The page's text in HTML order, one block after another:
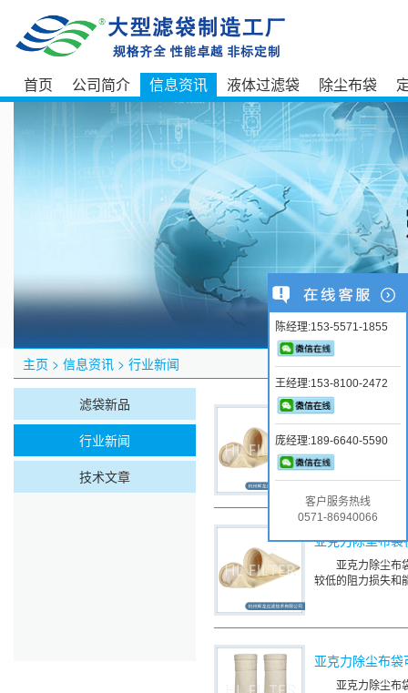
首页 公司简介 信息资讯 液体过滤袋 除尘布袋
主页 > 信息资讯 > 行业新闻
滤袋新品
行业新闻
技术文章
亚克力除尘布
在矿业和冶金
员工的健康产生危
亚克力除尘布
亚克力除尘布
较低的阻力损失和
亚克力除尘布
亚克力除尘布
陈经理:153-5571-1855
王经理:153-8100-2472
庞经理:189-6640-5590
客户服务热线
0571-86940066